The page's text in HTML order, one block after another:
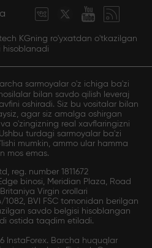
KGning ro'yxatdan o'tkazilgan
hisoblanadi
sarmoyalar o'z ichiga ba'zi
bilan savdo qilish leveraj
oshiradi. Siz bu vositalar bilan
agar siz amalga oshirgan
o'zingizning real xavflaringizni
turdagi sarmoyalar ba'zi
mumkin, ammo ular hamma
mos emas.
reg. number 1811672
binosi, Meridian Plaza, Road
Virgin orollari
1082, BVI FSC tomonidan berilgan
savdo belgisi hisoblangan
ostida taqdim etiladi.
InstaForex. Barcha huquqlar